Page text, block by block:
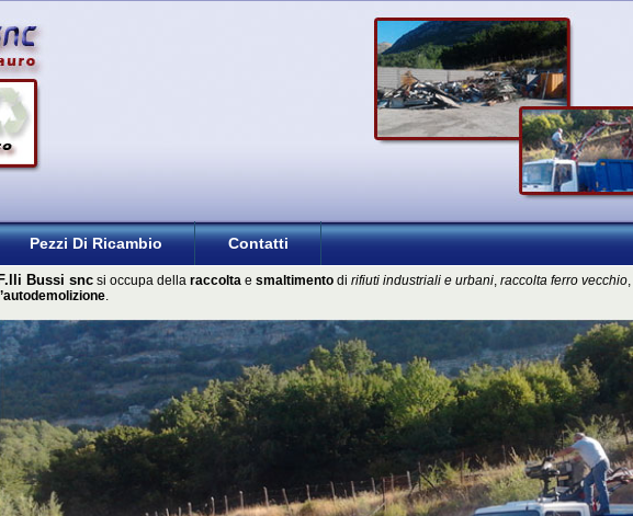
Pezzi Di Ricambio Contatti
F.lli Bussi snc si occupa della raccolta e smaltimento di rifiuti industriali e urbani, raccolta ferro vecchio,
l’autodemolizione.